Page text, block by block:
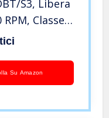
S3, Libera
Classe
60l x
Su Amazon